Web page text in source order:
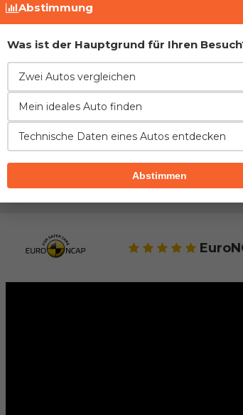
Derzeit gibt es keine solchen
Treten Sie der Gemeinschaft
Vor- und Nachteile im Vergleich
SICHERHEIT FAHREIGENSCHAFTEN
Sicherheit des Modells BMW 3er
Abstimmung
Was ist der Hauptgrund für Ihren
Zwei Autos vergleichen
Mein ideales Auto finden
Technische Daten eines Autos entdecken
Abstimmen